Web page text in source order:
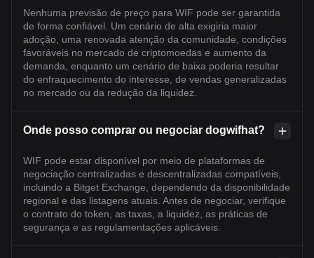
Nenhuma previsão de preço para WIF pode ser garantida
de forma confiável. Um cenário de alta exigiria maior
adoção, uma renovada atenção da comunidade, condições
favoráveis no mercado de criptomoedas e aumento da
demanda, enquanto um cenário de baixa poderia resultar
do enfraquecimento do interesse, de vendas generalizadas
no mercado ou da redução da liquidez.
Onde posso comprar ou negociar dogwifhat?
WIF pode estar disponível por meio de plataformas de
negociação centralizadas e descentralizadas compatíveis,
incluindo a Bitget Exchange, dependendo da disponibilidade
regional e das listagens atuais. Antes de negociar, verifique
o contrato do token, as taxas, a liquidez, as práticas de
segurança e as regulamentações aplicáveis.